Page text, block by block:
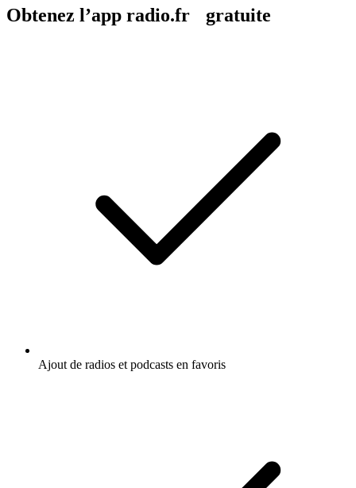
Obtenez l’app radio.fr gratuite
Ajout de radios et podcasts en favoris